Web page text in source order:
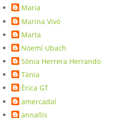
Maria
Marina Vivó
Marta
Noemí Ubach
Sònia Herrera Herrando
Tània
Èrica GT
amercadal
annallis